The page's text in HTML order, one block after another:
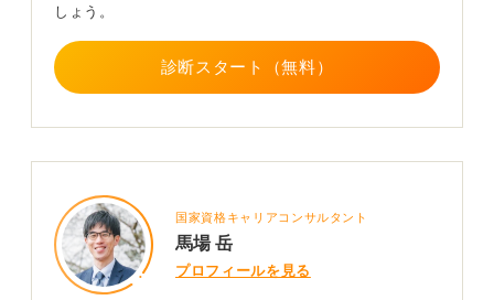
を進めていくと、時間に追われすぎず、達成感も得られ
やすくなります。
こうして取り組むことで、対策にかける時間は自然と短
いき、毎回ゼロからではなく、積み重ねのうえに準備が
備ができているかを軸に取り組んでみましょう。
1
しょう。
診断スタート（無料）
国家資格キャリアコンサルタント
馬場 岳
プロフィールを見る